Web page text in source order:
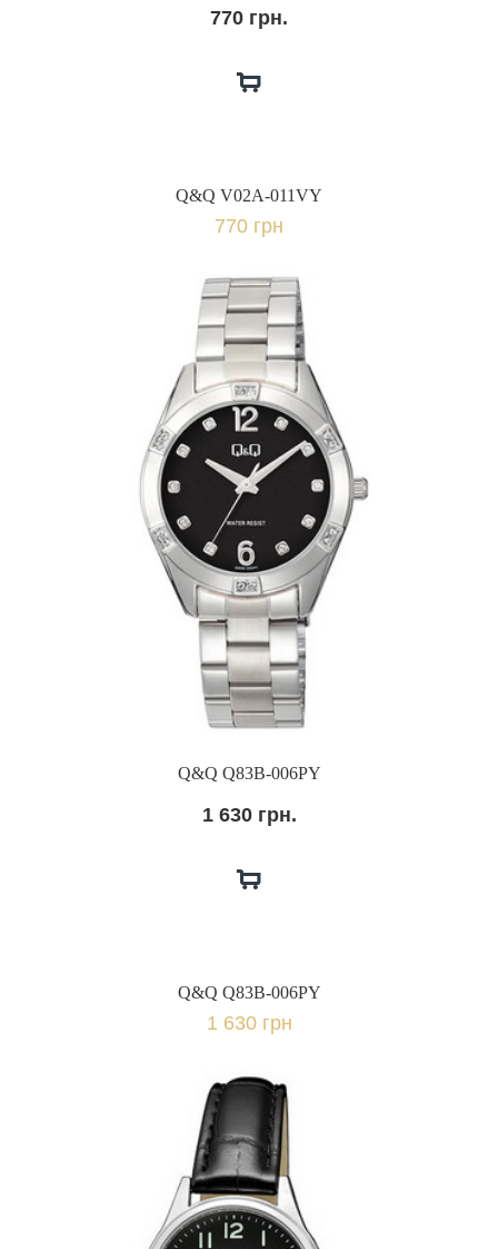
770 грн.
Q&Q V02A-011VY
770 грн
Q&Q Q83B-006PY
1 630 грн.
Q&Q Q83B-006PY
1 630 грн